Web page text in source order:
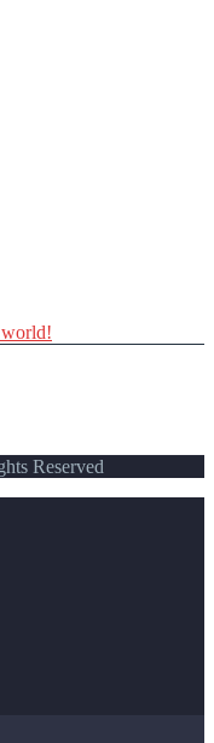
Reserved